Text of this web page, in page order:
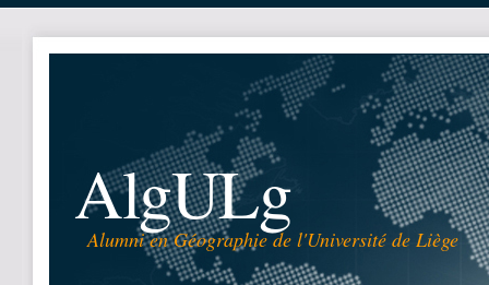
AlgULg
Alumni en Géographie de l'Université de Liège